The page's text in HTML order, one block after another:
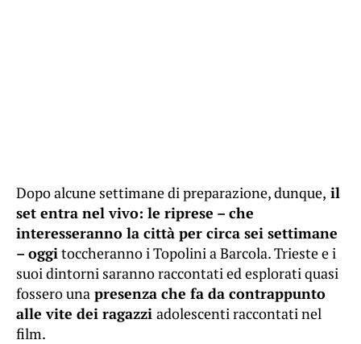
Dopo alcune settimane di preparazione, dunque, il
set entra nel vivo: le riprese – che
interesseranno la città per circa sei settimane
– oggi toccheranno i Topolini a Barcola. Trieste e i
suoi dintorni saranno raccontati ed esplorati quasi
fossero una presenza che fa da contrappunto
alle vite dei ragazzi adolescenti raccontati nel
film.